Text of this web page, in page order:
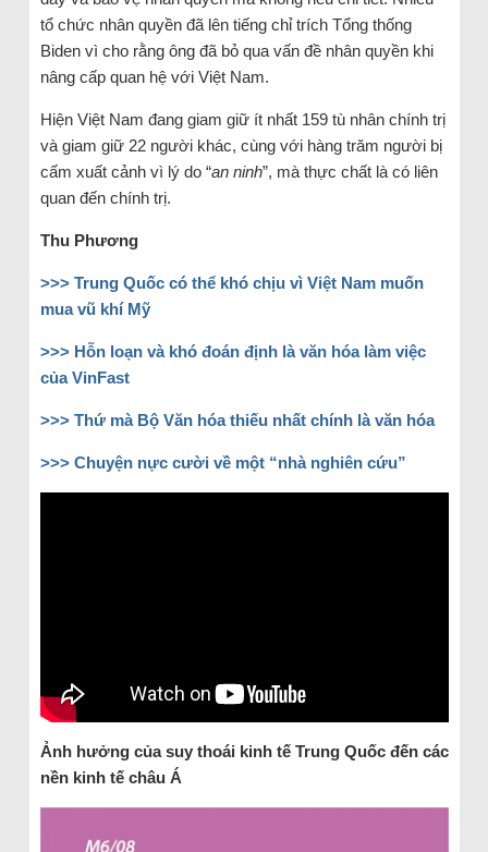
tổ chức nhân quyền đã lên tiếng chỉ trích Tổng thống
Biden vì cho rằng ông đã bỏ qua vấn đề nhân quyền khi
nâng cấp quan hệ với Việt Nam.
Hiện Việt Nam đang giam giữ ít nhất 159 tù nhân chính trị
và giam giữ 22 người khác, cùng với hàng trăm người bị
cấm xuất cảnh vì lý do “an ninh”, mà thực chất là có liên
quan đến chính trị.
Thu Phương
>>> Trung Quốc có thể khó chịu vì Việt Nam muốn
mua vũ khí Mỹ
>>> Hỗn loạn và khó đoán định là văn hóa làm việc
của VinFast
>>> Thứ mà Bộ Văn hóa thiếu nhất chính là văn hóa
>>> Chuyện nực cười về một “nhà nghiên cứu”
Ảnh hưởng của suy thoái kinh tế Trung Quốc đến các
nền kinh tế châu Á